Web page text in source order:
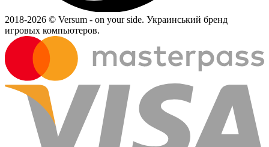
2018-2026 © Versum - on your side. Украинський бренд
игровых компьютеров.